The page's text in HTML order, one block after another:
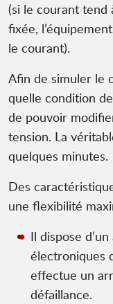
(si le courant tend
fixée,
le courant).
Afin de simuler le
quelle condition
de pouvoir
tension. La
quelques minutes.
Des
une flexibilité
Il dispose
électroniques
effectue un
défaillance.